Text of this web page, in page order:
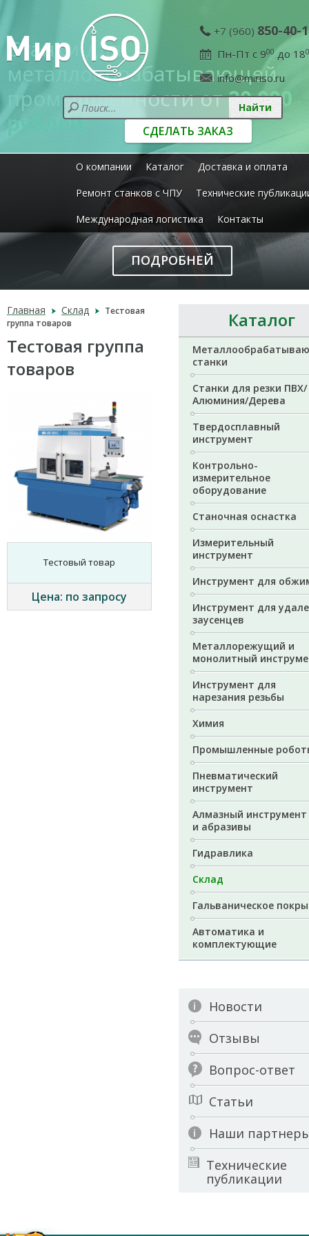
+7 (960) 850-40-
Пн-Пт с 900до 18
info@miriso.ru
СДЕЛАТЬ ЗАКАЗ
О компании Каталог
Доставка и оплата
Ремонт станков с ЧПУ
Технические
Международная логистика
Контакты
Станки для
металлообрабатывающей
промышленности от20 000
рублей
ПОДРОБНЕЙ
Главная Склад
Тестовая
группа товаров
Тестовая группа
товаров
Тестовый товар
Цена: по запросу
Каталог
станки
Станки для резки ПВХ/
Алюминия/Дерева
Твердосплавный
инструмент
Контрольно-
измерительное
оборудование
Станочная оснастка
Измерительный
инструмент
Инструмент для
Инструмент для
заусенцев
Металлорежущий и
монолитный
Инструмент для
нарезания резьбы
Химия
Промышленные
Пневматический
инструмент
Алмазный инструмент
и абразивы
Гидравлика
Склад
Гальваническое
Автоматика и
комплектующие
Новости
Отзывы
Вопрос-ответ
Статьи
Наши
Технические
публикации